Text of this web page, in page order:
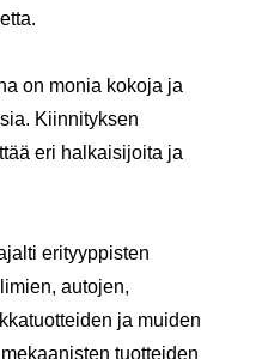
on monia kokoja ja
Kiinnityksen
eri halkaisijoita ja
erityyppisten
autojen,
ja muiden
tuotteiden